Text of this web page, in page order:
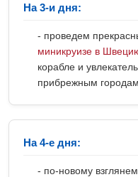
На 3-и дня:
- проведем
миникруизе в
корабле и
прибрежным городам.
На 4-е дня:
- по-новому